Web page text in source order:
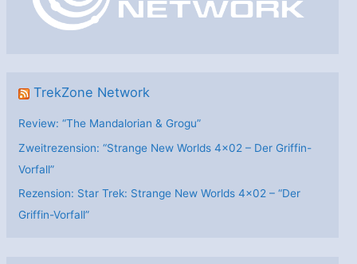
TrekZone Network
Review: “The Mandalorian & Grogu”
Zweitrezension: “Strange New Worlds 4×02 – Der Griffin-
Vorfall”
Rezension: Star Trek: Strange New Worlds 4×02 – “Der
Griffin-Vorfall”